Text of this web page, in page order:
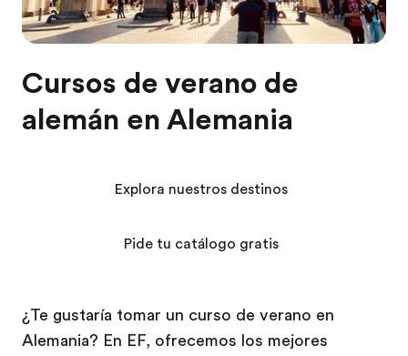
Cursos de verano de
alemán en Alemania
¿Te gustaría tomar un curso de verano en
Alemania? En EF, ofrecemos los mejores
Explora nuestros destinos
Pide tu catálogo gratis